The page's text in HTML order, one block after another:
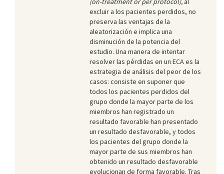
excluir a los pacientes perdidos, no
preserva las ventajas de la
aleatorización e implica una
disminución de la potencia del
estudio. Una manera de intentar
resolver las pérdidas en un ECA es la
estrategia de análisis del peor de los
casos: consiste en suponer que
todos los pacientes perdidos del
grupo donde la mayor parte de los
miembros han registrado un
resultado favorable han presentado
un resultado desfavorable, y todos
los pacientes del grupo donde la
mayor parte de sus miembros han
obtenido un resultado desfavorable
evolucionan de forma favorable. Tras